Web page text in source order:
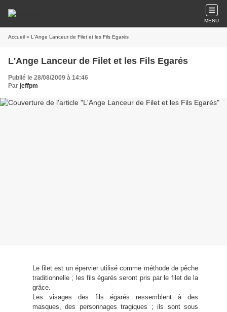
MENU
Accueil » L'Ange Lanceur de Filet et les Fils Egarés
L'Ange Lanceur de Filet et les Fils Egarés
Publié le 28/08/2009 à 14:46
Par jeffpm
Le filet est un épervier utilisé comme méthode de pêche
traditionnelle ; les fils égarés seront pris par le filet de la
grâce.
Les visages des fils égarés ressemblent à des
masques, des personnages tragiques ; ils sont sous